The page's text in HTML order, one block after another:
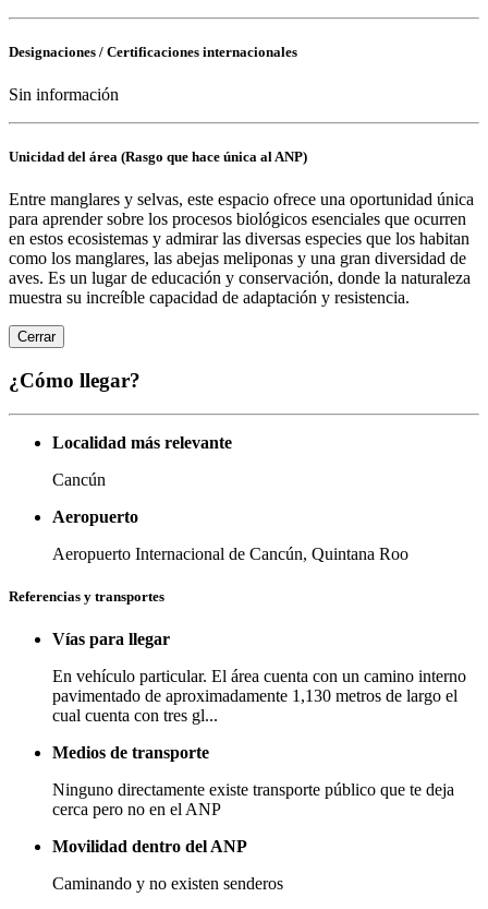
Designaciones / Certificaciones internacionales
Sin información
Unicidad del área (Rasgo que hace única al ANP)
Entre manglares y selvas, este espacio ofrece una oportunidad única
para aprender sobre los procesos biológicos esenciales que ocurren
en estos ecosistemas y admirar las diversas especies que los habitan
como los manglares, las abejas meliponas y una gran diversidad de
aves. Es un lugar de educación y conservación, donde la naturaleza
muestra su increíble capacidad de adaptación y resistencia.
Cerrar
¿Cómo llegar?
Localidad más relevante
Cancún
Aeropuerto
Aeropuerto Internacional de Cancún, Quintana Roo
Referencias y transportes
Vías para llegar
En vehículo particular. El área cuenta con un camino interno
pavimentado de aproximadamente 1,130 metros de largo el
cual cuenta con tres gl...
Medios de transporte
Ninguno directamente existe transporte público que te deja
cerca pero no en el ANP
Movilidad dentro del ANP
Caminando y no existen senderos